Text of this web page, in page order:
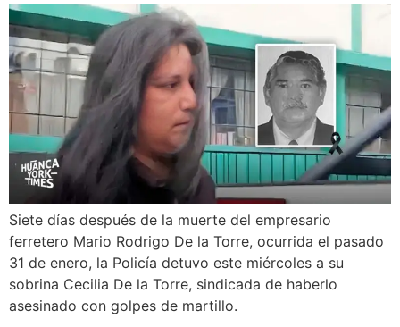
Siete días después de la muerte del empresario
ferretero Mario Rodrigo De la Torre, ocurrida el pasado
31 de enero, la Policía detuvo este miércoles a su
sobrina Cecilia De la Torre, sindicada de haberlo
asesinado con golpes de martillo.